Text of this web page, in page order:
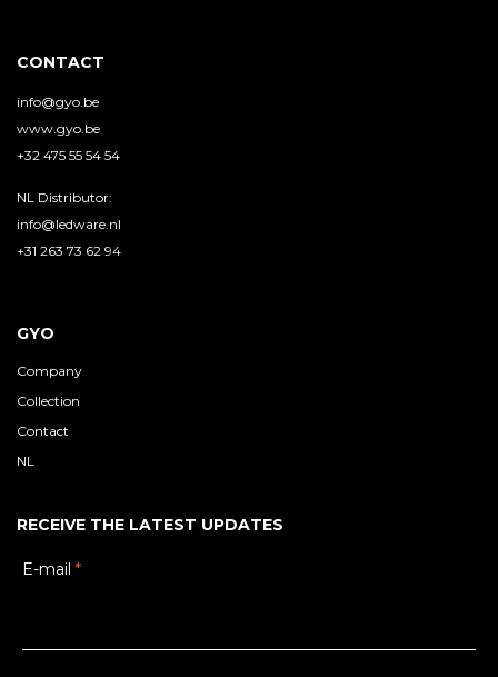
CONTACT
info@gyo.be
www.gyo.be
+32 475 55 54 54
NL Distributor:
info@ledware.nl
+31 263 73 62 94
GYO
Company
Collection
Contact
NL
RECEIVE THE LATEST UPDATES
E-mail *